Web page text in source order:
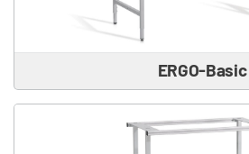
ERGO-Basic